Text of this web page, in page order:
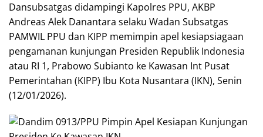
Dansubsatgas didampingi Kapolres PPU, AKBP
Andreas Alek Danantara selaku Wadan Subsatgas
PAMWIL PPU dan KIPP memimpin apel kesiapsiagaan
pengamanan kunjungan Presiden Republik Indonesia
atau RI 1, Prabowo Subianto ke Kawasan Int Pusat
Pemerintahan (KIPP) Ibu Kota Nusantara (IKN), Senin
(12/01/2026).